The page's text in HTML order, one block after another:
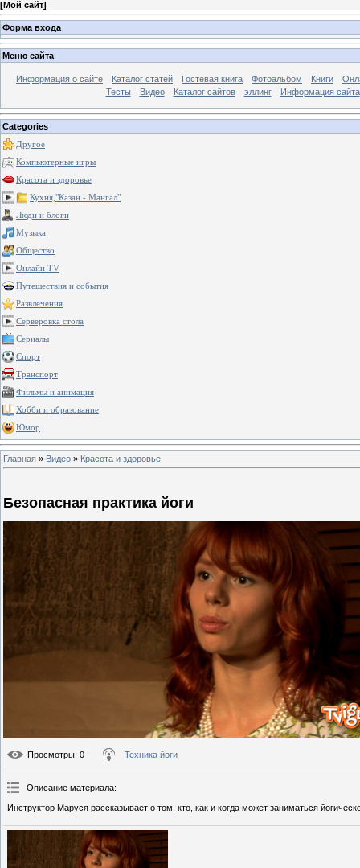
[Мой сайт]
Форма входа
Меню сайта
Информация о сайте Каталог статей Гостевая книга Фотоальбом Книги
Тесты
Видео Каталог сайтов эллинг Информация сайта
Categories
Другое
Компьютерные игры
Красота и здоровье
Кухня,"Казан - Мангал"
Люди и блоги
Музыка
Общество
Онлайн TV
Путешествия и события
Развлечения
Серверовка стола
Сериалы
Спорт
Транспорт
Фильмы и анимация
Хобби и образование
Юмор
Главная » Видео » Красота и здоровье
Безопасная практика йоги
Просмотры: 0 Техника йоги
Описание материала:
Инструктор Маруся рассказывает о том, кто, как и когда может заниматься